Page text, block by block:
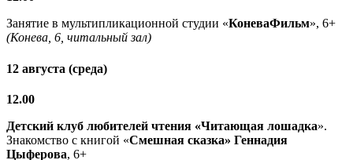
Занятие в мультипликационной студии «КоневаФильм», 6+
(Конева, 6, читальный зал)
12 августа (среда)
12.00
Детский клуб любителей чтения «Читающая лошадка».
Знакомство с книгой «Смешная сказка» Геннадия
Цыферова, 6+